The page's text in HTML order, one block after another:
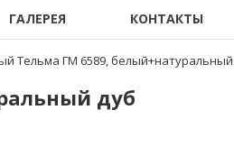
ГАЛЕРЕЯ КОНТАКТЫ
Тельма ГМ 6589,
дуб